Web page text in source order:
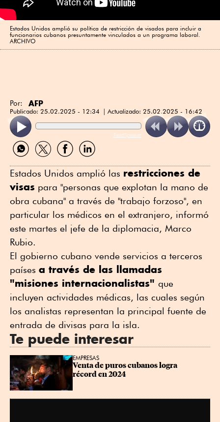
Estados Unidos amplió su política de restricción de visados para incluir a
funcionarios cubanos presuntamente vinculados a un programa laboral.
ARCHIVO
Por: AFP
Publicado: 25.02.2025 - 12:34 Actualizado: 25.02.2025 - 16:42
ReadSpeaker
Compartir
por
Compartir
por
Compartir
por
Compartir
por
Estados Unidos amplió las restricciones de
visas para "personas que explotan la mano de
obra cubana" a través de "trabajo forzoso", en
particular los médicos en el extranjero, informó
este martes el jefe de la diplomacia, Marco
Rubio.
El gobierno cubano vende servicios a terceros
países a través de las llamadas
"misiones internacionalistas" que
incluyen actividades médicas, las cuales según
los analistas representan la principal fuente de
entrada de divisas para la isla.
Te puede interesar
EMPRESAS
Venta de puros cubanos logra
récord en 2024